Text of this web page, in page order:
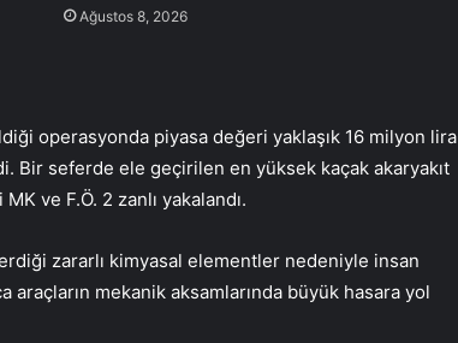
Ağustos 8, 2026
operasyonda piyasa değeri yaklaşık 16 milyon lira
Bir seferde ele geçirilen en yüksek kaçak akaryakıt
ve F.Ö. 2 zanlı yakalandı.
zararlı kimyasal elementler nedeniyle insan
araçların mekanik aksamlarında büyük hasara yol